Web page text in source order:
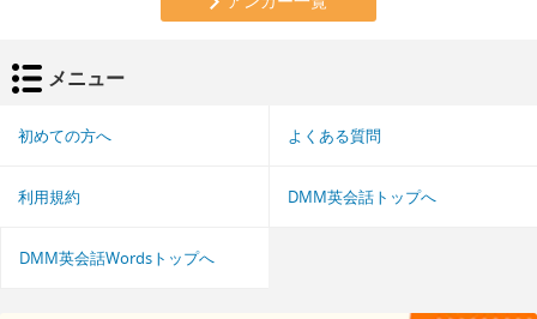
メニュー
初めての方へ よくある質問
利用規約 DMM英会話トップへ
DMM英会話Wordsトップへ